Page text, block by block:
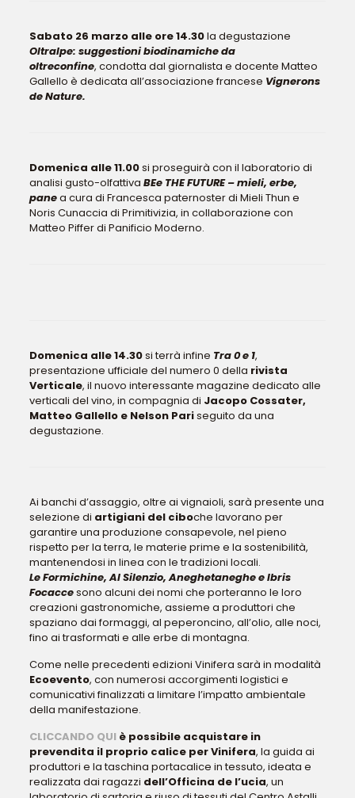
Sabato 26 marzo alle ore 14.30la degustazione
Oltralpe: suggestioni biodinamiche da
oltreconfine, condotta dal giornalista e docente Matteo
Gallello è dedicata all’associazione francese Vignerons
de Nature.
Domenica alle 11.00si proseguirà con il laboratorio di
analisi gusto-olfattiva BEe THE FUTURE – mieli, erbe,
panea cura di Francesca paternoster di Mieli Thun e
Noris Cunaccia di Primitivizia, in collaborazione con
Matteo Piffer di Panificio Moderno.
Domenica alle 14.30si terrà infine Tra 0 e 1,
presentazione ufficiale del numero 0 della rivista
Verticale, il nuovo interessante magazine dedicato alle
verticali del vino, in compagnia di Jacopo Cossater,
Matteo Gallello e Nelson Pariseguito da una
degustazione.
Ai banchi d’assaggio, oltre ai vignaioli, sarà presente una
selezione di artigiani del ciboche lavorano per
garantire una produzione consapevole, nel pieno
rispetto per la terra, le materie prime e la sostenibilità,
mantenendosi in linea con le tradizioni locali.
Le Formichine, Al Silenzio, Aneghetaneghe e Ibris
Focaccesono alcuni dei nomi che porteranno le loro
creazioni gastronomiche, assieme a produttori che
spaziano dai formaggi, al peperoncino, all’olio, alle noci,
fino ai trasformati e alle erbe di montagna.
Come nelle precedenti edizioni Vinifera sarà in modalità
Ecoevento, con numerosi accorgimenti logistici e
comunicativi finalizzati a limitare l’impatto ambientale
della manifestazione.
CLICCANDO QUI è possibile acquistare in
prevendita il proprio calice per Vinifera, la guida ai
produttori e la taschina portacalice in tessuto, ideata e
realizzata dai ragazzi dell’Officina de l’ucia, un